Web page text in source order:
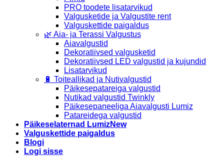
PRO toodete lisatarvikud
Valgusketide ja Valgustite rent
Valguskettide paigaldus
🌿 Aia- ja Terassi Valgustus
Aiavalgustid
Dekoratiivsed valgusketid
Dekoratiivsed LED valgustid ja kujundid
Lisatarvikud
🔋 Toiteallikad ja Nutivalgustid
Päikesepatareiga valgustid
Nutikad valgustid Twinkly
Päikesepaneeliga Aiavalgusti Lumiz
Patareidega valgustid
Päikeselaternad Lumiz
Valguskettide paigaldus
Blogi
Logi sisse